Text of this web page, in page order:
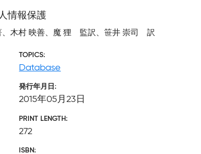
情報保護
、木村 映善、魔 狸 監訳、笹井 崇司 訳
TOPICS
Database
発行年月日
2015年05月23日
PRINT LENGTH
272
ISBN